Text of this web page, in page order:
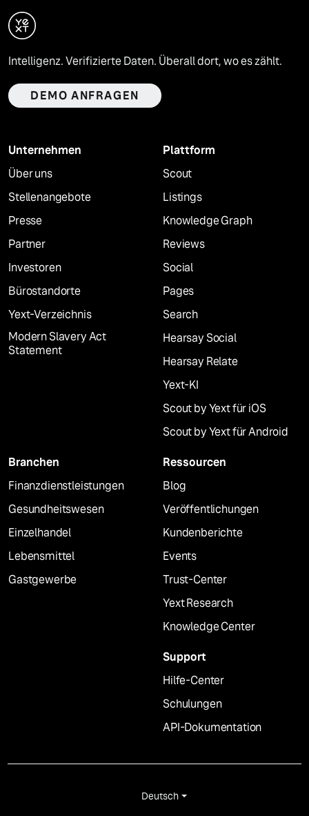
Intelligenz. Verifizierte Daten. Überall dort, wo es zählt.
DEMO ANFRAGEN
Unternehmen
Über uns
Stellenangebote
Presse
Partner
Investoren
Bürostandorte
Yext-Verzeichnis
Modern Slavery Act
Statement
Plattform
Scout
Listings
Knowledge Graph
Reviews
Social
Pages
Search
Hearsay Social
Hearsay Relate
Yext-KI
Scout by Yext für iOS
Scout by Yext für Android
Branchen
Finanzdienstleistungen
Gesundheitswesen
Einzelhandel
Lebensmittel
Gastgewerbe
Ressourcen
Blog
Veröffentlichungen
Kundenberichte
Events
Trust-Center
Yext Research
Knowledge Center
Support
Hilfe-Center
Schulungen
API-Dokumentation
Deutsch